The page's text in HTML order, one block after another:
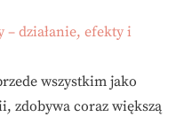
– działanie, efekty i
wszystkim jako
zdobywa coraz większą